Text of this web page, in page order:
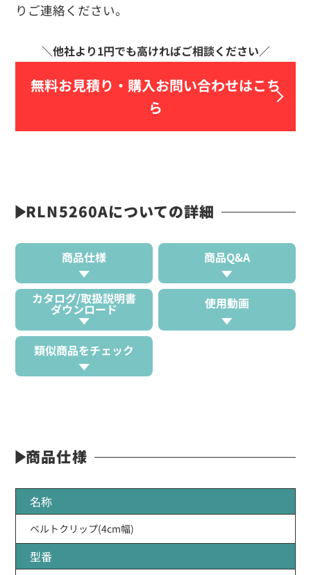
りご連絡ください。
無料お見積り・ 購入お問い合わせはこち
ら
RLN5260Aについての詳細
商品仕様 商品Q&A
カタログ/取扱説明書
ダウンロード 使用動画
類似商品をチェック
商品仕様
名称
ベルトクリップ(4cm幅)
型番